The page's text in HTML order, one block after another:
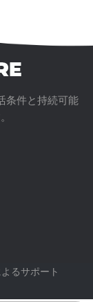
条件と持続可能
るサポート